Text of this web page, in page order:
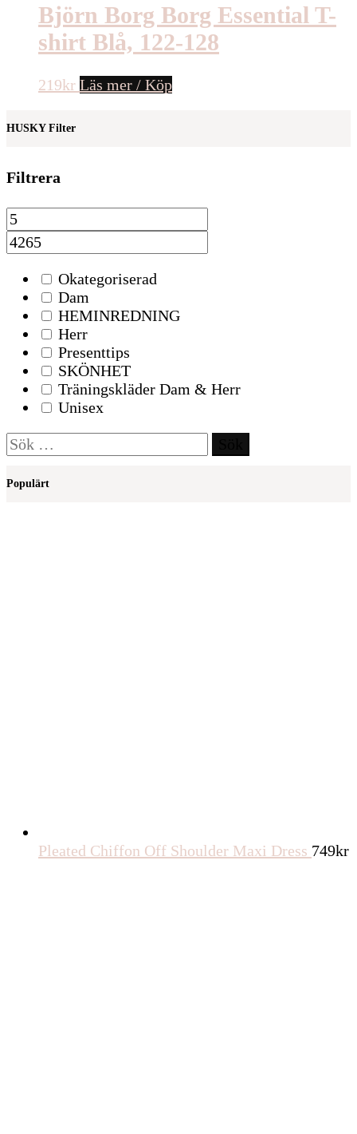
Björn Borg Borg Essential T-
shirt Blå, 122-128
219kr Läs mer / Köp
HUSKY Filter
Filtrera
Okategoriserad
Dam
HEMINREDNING
Herr
Presenttips
SKÖNHET
Träningskläder Dam & Herr
Unisex
Sök
efter:
Populärt
Pleated Chiffon Off Shoulder Maxi Dress 749kr